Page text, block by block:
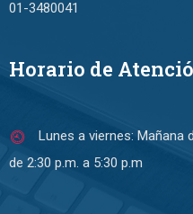
01-3480041
Horario de
Lunes a viernes: Mañana
de 2:30 p.m. a 5:30 p.m